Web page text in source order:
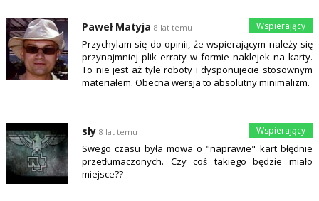
Paweł Matyja 8 lat temu
Przychylam się do opinii, że wspierającym należy się
przynajmniej plik erraty w formie naklejek na karty.
To nie jest aż tyle roboty i dysponujecie stosownym
materiałem. Obecna wersja to absolutny minimalizm.
sly 8 lat temu
Swego czasu była mowa o "naprawie" kart błędnie
przetłumaczonych. Czy coś takiego będzie miało
miejsce??